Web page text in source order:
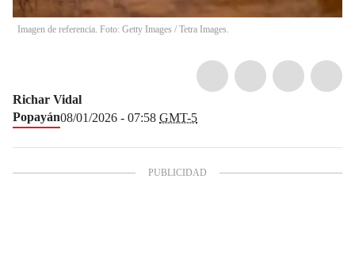
Imagen de referencia. Foto: Getty Images / Tetra Images.
Richar Vidal
Popayán08/01/2026 - 07:58 GMT-5